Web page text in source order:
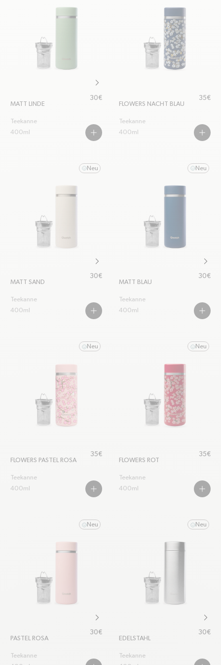
MATT LINDE
Regulärer Preis
30€
Teekanne
400ml
PLUS
FLOWERS NACHT BLAU
35€
Teekanne
400ml
PLUS
smile
Neu
MATT SAND
Regulärer Preis
30€
Teekanne
400ml
PLUS
smile
Neu
MATT BLAU
30€
Teekanne
400ml
PLUS
smile
Neu
FLOWERS PASTEL ROSA
Regulärer Preis
35€
Teekanne
400ml
PLUS
smile
Neu
FLOWERS ROT
35€
Teekanne
400ml
PLUS
smile
Neu
PASTEL ROSA
Regulärer Preis
30€
Teekanne
smile
Neu
EDELSTAHL
30€
Teekanne